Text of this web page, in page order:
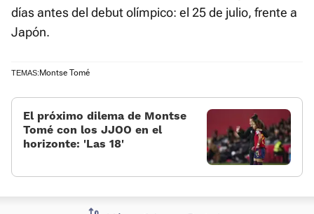
días antes del debut olímpico: el 25 de julio, frente a
Japón.
TEMAS:Montse Tomé
El próximo dilema de Montse
Tomé con los JJOO en el
horizonte: 'Las 18'